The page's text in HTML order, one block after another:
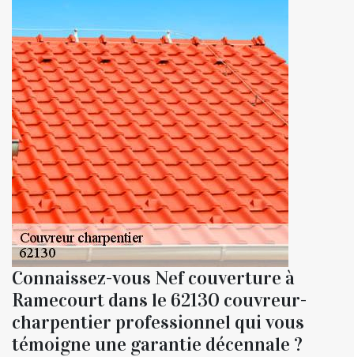
Connaissez-vous Nef couverture à
Ramecourt dans le 62130 couvreur-
charpentier professionnel qui vous
témoigne une garantie décennale ?